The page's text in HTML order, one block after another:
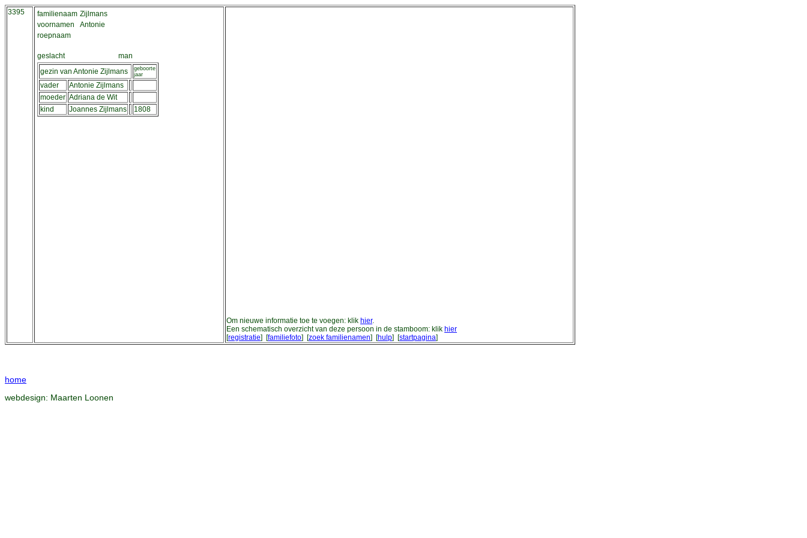
3395 familienaam Zijlmans
voornamen
Antonie
roepnaam
geslacht
man
gezin van Antonie Zijlmans
geboorte
jaar
vader
Antonie Zijlmans
moeder Adriana de Wit
kind
Joannes Zijlmans 1808
Om nieuwe informatie toe te voegen: klik hier.
Een schematisch overzicht van deze persoon in de stamboom: klik hier
[registratie] [familiefoto] [zoek familienamen] [hulp] [startpagina]
home
webdesign: Maarten Loonen